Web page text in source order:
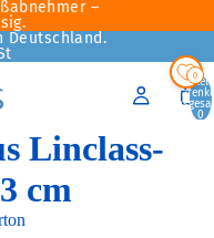
–
Deutschland.
Artikel
0
Linclass-
cm
0